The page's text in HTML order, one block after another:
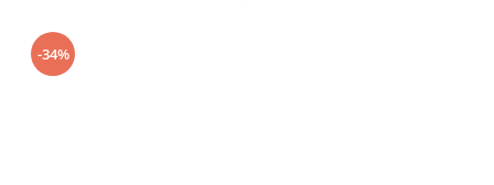
-34%